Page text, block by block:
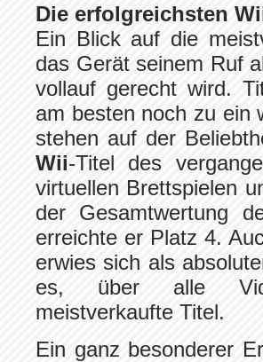
Die erfolgreichsten
Ein Blick auf die
das Gerät seinem Ruf
vollauf gerecht wird.
am besten noch zu ein
stehen auf der
Wii-Titel des
virtuellen Brettspielen
der Gesamtwertung
erreichte er Platz 4.
erwies sich als
es, über alle
meistverkaufte Titel.
Ein ganz besonderer